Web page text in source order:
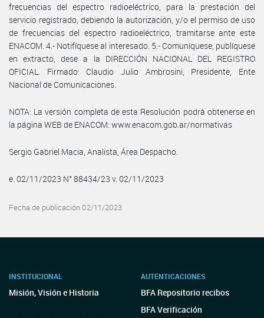
frecuencias del espectro radioeléctrico, para la prestación del
servicio registrado, debiendo la autorización, y/o el permiso de uso
de frecuencias del espectro radioeléctrico, tramitarse ante este
ENACOM. 4.- Notifíquese al interesado. 5.- Comuníquese, publíquese
en extracto, dese a la DIRECCIÓN NACIONAL DEL REGISTRO
OFICIAL. Firmado: Claudio Julio Ambrosini, Presidente, Ente
Nacional de Comunicaciones.
NOTA: La versión completa de esta Resolución podrá obtenerse en
la página WEB de ENACOM: www.enacom.gob.ar/normativas
Sergio Gabriel Macia, Analista, Área Despacho.
e. 02/11/2023 N° 88434/23 v. 02/11/2023
Fecha de publicación 02/11/2023
INSTITUCIONAL
Misión, Visión e Historia
AUTENTICACIONES
BFA Repositorio recibos
BFA Verificación